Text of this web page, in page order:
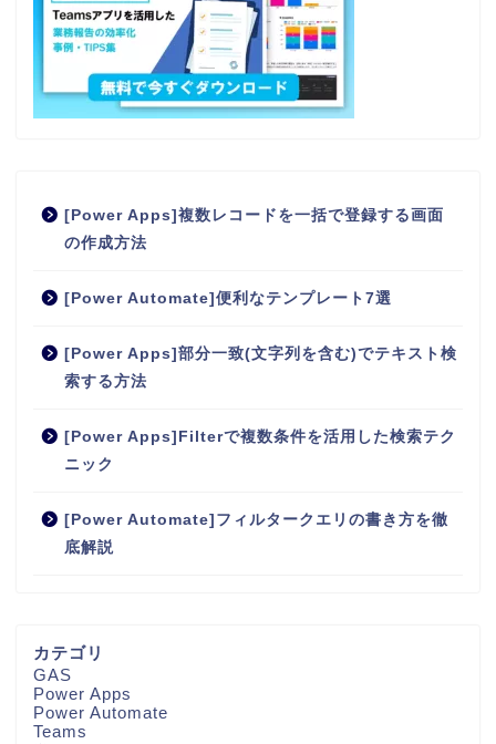
[Power Apps]複数レコードを一括で登録する画面
の作成方法
[Power Automate]便利なテンプレート7選
[Power Apps]部分一致(文字列を含む)でテキスト検
索する方法
[Power Apps]Filterで複数条件を活用した検索テク
ニック
[Power Automate]フィルタークエリの書き方を徹
底解説
カテゴリ
GAS
Power Apps
Power Automate
Teams